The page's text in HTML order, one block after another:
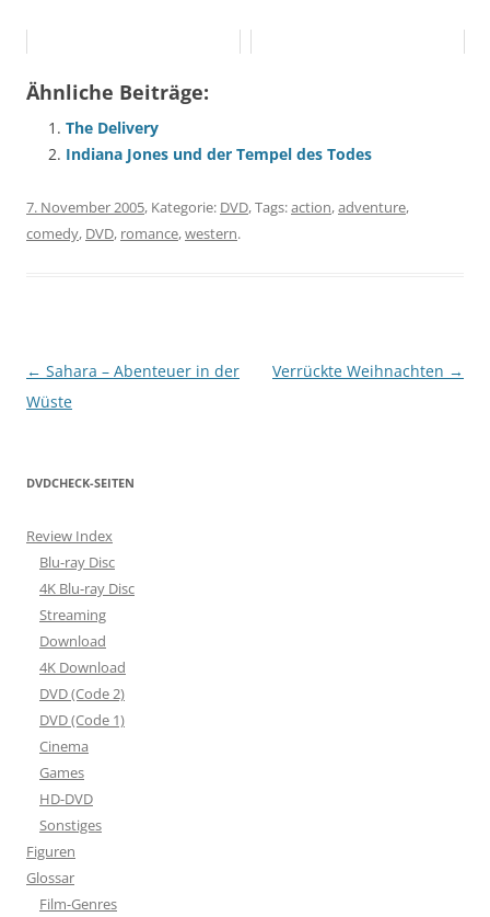
Ähnliche Beiträge:
The Delivery
Indiana Jones und der Tempel des Todes
7. November 2005, Kategorie: DVD, Tags:action,adventure,
comedy, DVD, romance,western.
Beitragsnavigation
← Sahara – Abenteuer in der
Wüste
Verrückte Weihnachten →
DVDCHECK-SEITEN
Review Index
Blu-ray Disc
4K Blu-ray Disc
Streaming
Download
4K Download
DVD (Code 2)
DVD (Code 1)
Cinema
Games
HD-DVD
Sonstiges
Figuren
Glossar
Film-Genres